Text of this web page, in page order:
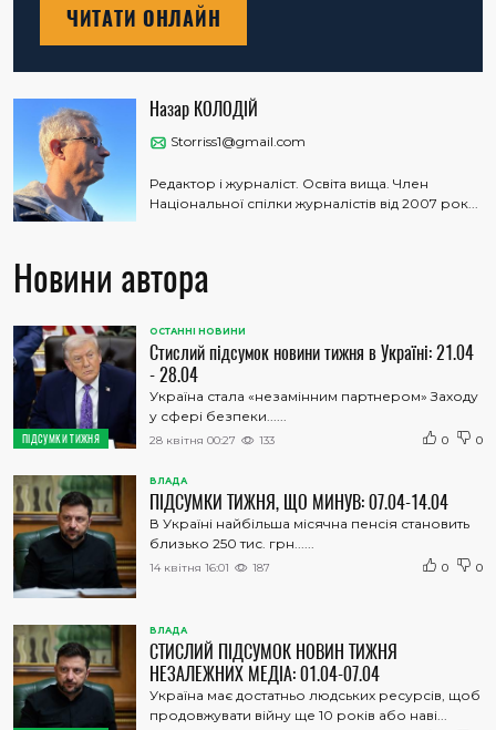
ЧИТАТИ ОНЛАЙН
Назар КОЛОДІЙ
Storriss1@gmail.com
Редактор і журналіст. Освіта вища. Член
Національної спілки журналістів від 2007 рок...
Новини автора
ПІДСУМКИ ТИЖНЯ
ОСТАННІ НОВИНИ
Стислий підсумок новини тижня в Україні: 21.04
- 28.04
Україна стала «незамінним партнером» Заходу
у сфері безпеки......
28 квітня 00:27 133 0 0
ВЛАДА
ПІДСУМКИ ТИЖНЯ, ЩО МИНУВ: 07.04-14.04
В Україні найбільша місячна пенсія становить
близько 250 тис. грн......
14 квітня 16:01 187 0 0
ВЛАДА
СТИСЛИЙ ПІДСУМОК НОВИН ТИЖНЯ
НЕЗАЛЕЖНИХ МЕДІА: 01.04-07.04
Україна має достатньо людських ресурсів, щоб
продовжувати війну ще 10 років або наві...